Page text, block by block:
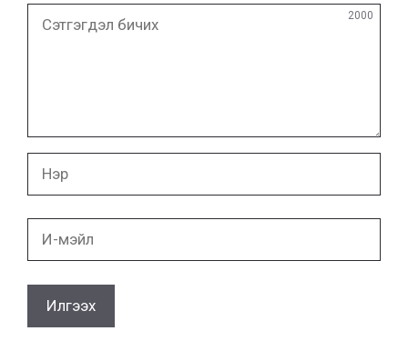
бичих
2000